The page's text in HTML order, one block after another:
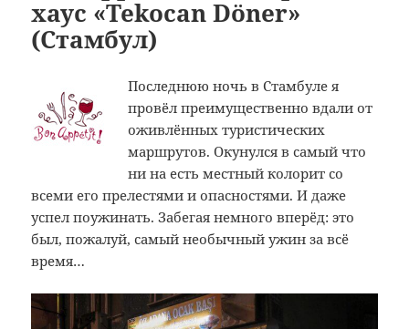
хаус «Tekocan Döner»
(Стамбул)
Последнюю ночь в Стамбуле я
провёл преимущественно вдали от
оживлённых туристических
маршрутов. Окунулся в самый что
ни на есть местный колорит со
всеми его прелестями и опасностями. И даже
успел поужинать. Забегая немного вперёд: это
был, пожалуй, самый необычный ужин за всё
время…